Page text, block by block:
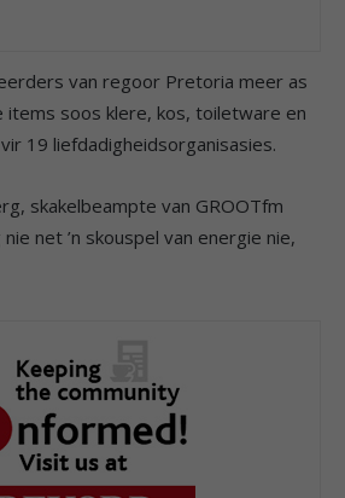
van regoor Pretoria meer as
items soos klere, kos, toiletware en
19 liefdadigheidsorganisasies.
skakelbeampte van GROOTfm
net ’n skouspel van energie nie,